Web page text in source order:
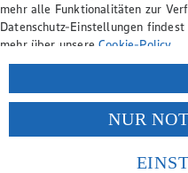
mehr alle Funktionalitäten zur
Datenschutz-Einstellungen
mehr über unsereCookie-Policy.
Verarbeitung deiner
Wenn du auf „Aktivieren“
ein, dass deine Daten in den
einem nach europäischen
Risiko eines Zugriffs durch US-
NUR